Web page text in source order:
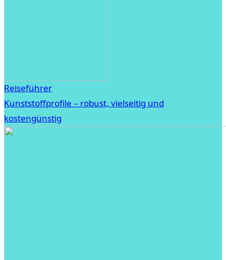
Reiseführer
Kunststoffprofile – robust, vielseitig und
kostengünstig